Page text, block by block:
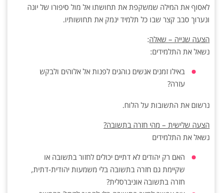
לאסוף את המילה שמשקפת את תחושתו אל מול סיפורו של יונה
ונערוך סבב קצר שבו כל תלמיד ינמק את תחושותיו.
הצעה שנייה – שאלה:
נשאל את התלמידים:
באילו זמנים אנשים נוהגים לפנות אל אלוהים ולבקש
עזרה?
נרשום את התשובות על הלוח.
הצעה שלישית – מהי חזרה בתשובה?
נשאל את התלמידים
האם רק יהודים לא דתיים יכולים לחזור בתשובה או
שקיימת גם חזרה בתשובה בלי משמעות יהודית-דתית,
חזרה בתשובה אוניברסלית?